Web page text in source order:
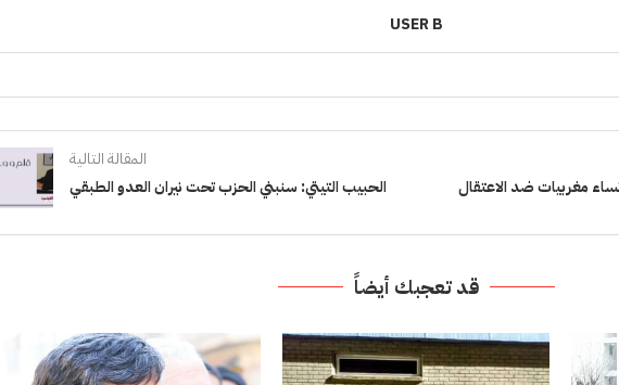
USER B
مغربيات ضد الاعتقال
المقالة التالية
الحبيب التيتي: سنبني الحزب تحت نيران العدو الطبقي
قد تعجبك أيضاً